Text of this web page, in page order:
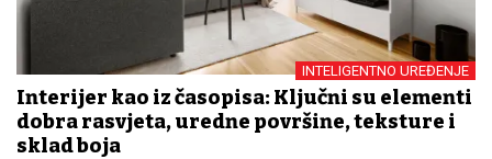
INTELIGENTNO UREĐENJE
Interijer kao iz časopisa: Ključni su elementi
dobra rasvjeta, uredne površine, teksture i
sklad boja